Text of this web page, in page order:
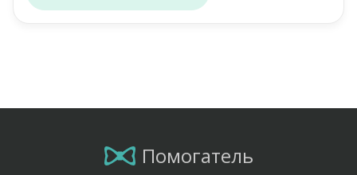
Помогатель